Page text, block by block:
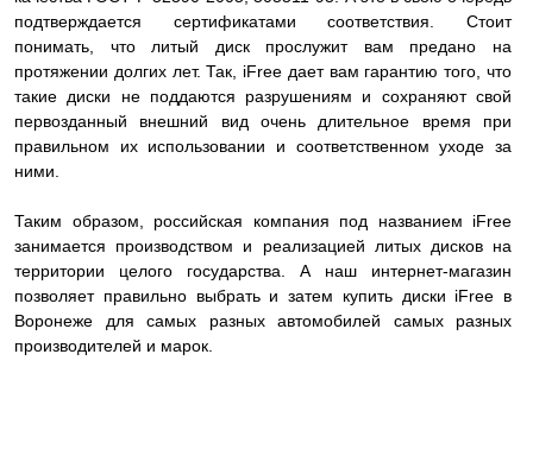
подтверждается сертификатами соответствия. Стоит
понимать, что литый диск прослужит вам предано на
протяжении долгих лет. Так, iFree дает вам гарантию того, что
такие диски не поддаются разрушениям и сохраняют свой
первозданный внешний вид очень длительное время при
правильном их использовании и соответственном уходе за
ними.
Таким образом, российская компания под названием iFree
занимается производством и реализацией литых дисков на
территории целого государства. А наш интернет-магазин
позволяет правильно выбрать и затем купить диски iFree в
Воронеже для самых разных автомобилей самых разных
производителей и марок.